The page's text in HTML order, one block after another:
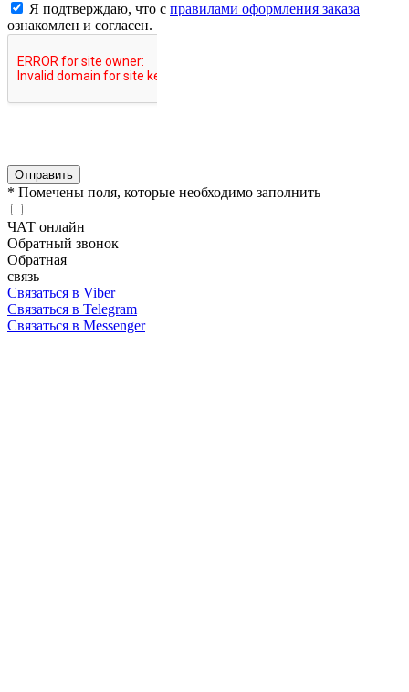
Я подтверждаю, что с правилами оформления заказа
ознакомлен и согласен.
Отправить
* Помечены поля, которые необходимо заполнить
ЧАТ онлайн
Обратный звонок
Обратная
связь
Связаться в Viber
Связаться в Telegram
Связаться в Messenger